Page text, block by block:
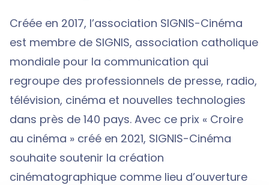
Créée en 2017, l’association SIGNIS-Cinéma
est membre de SIGNIS, association catholique
mondiale pour la communication qui
regroupe des professionnels de presse, radio,
télévision, cinéma et nouvelles technologies
dans près de 140 pays. Avec ce prix « Croire
au cinéma » créé en 2021, SIGNIS-Cinéma
souhaite soutenir la création
cinématographique comme lieu d’ouverture